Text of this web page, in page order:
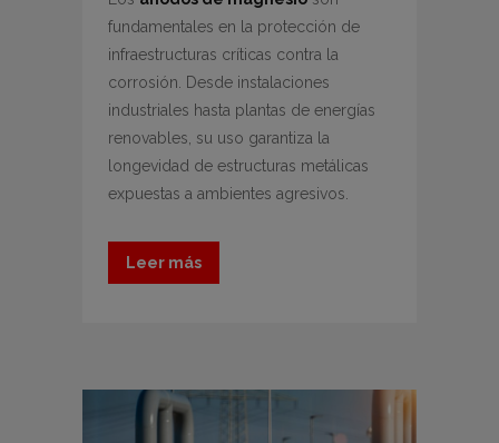
fundamentales en la protección de
infraestructuras críticas contra la
corrosión. Desde instalaciones
industriales hasta plantas de energías
renovables, su uso garantiza la
longevidad de estructuras metálicas
expuestas a ambientes agresivos.
Leer más